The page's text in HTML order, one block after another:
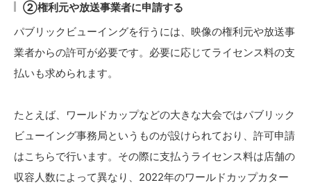
②権利元や放送事業者に申請する
パブリックビューイングを行うには、映像の権利元や放送事
業者からの許可が必要です。必要に応じてライセンス料の支
払いも求められます。
たとえば、ワールドカップなどの大きな大会ではパブリック
ビューイング事務局というものが設けられており、許可申請
はこちらで行います。その際に支払うライセンス料は店舗の
収容人数によって異なり、2022年のワールドカップカター